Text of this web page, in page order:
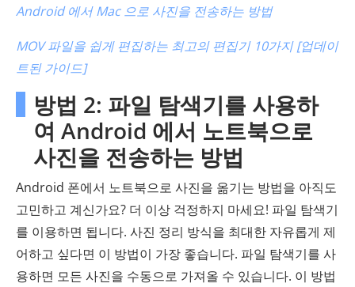
Android 에서 Mac 으로 사진을 전송하는 방법
MOV 파일을 쉽게 편집하는 최고의 편집기 10가지 [업데이
트된 가이드]
방법 2: 파일 탐색기를 사용하
여 Android 에서 노트북으로
사진을 전송하는 방법
Android 폰에서 노트북으로 사진을 옮기는 방법을 아직도
고민하고 계신가요? 더 이상 걱정하지 마세요! 파일 탐색기
를 이용하면 됩니다. 사진 정리 방식을 최대한 자유롭게 제
어하고 싶다면 이 방법이 가장 좋습니다. 파일 탐색기를 사
용하면 모든 사진을 수동으로 가져올 수 있습니다. 이 방법